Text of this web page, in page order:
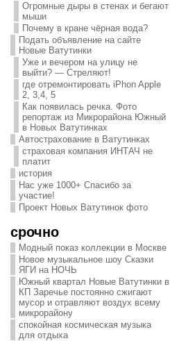
Огромные дыры в стенах и бегают
мыши
Почему в кране чёрная вода?
Подать объявление на сайте
Новые Ватутинки
Уже и вечером на улицу не
выйти? — Стреляют!
где отремонтировать iPhon Apple
2, 3,4, 5
Как появилась речка. Фото
репортаж из Микрорайона Южный
в Новых Ватутинках
Автострахование в Ватутинках
страховая компания ИНТАЧ не
платит
история
Нас уже 1000+ Спасибо за
участие!
Проект Новых Ватутинок фото
срочно
Модный показ коллекции в Москве
Новое музыкальное шоу Сказки
ЯГИ на НОЧЬ
Южный квартал Новые Ватутинки в
КП Заречье постоянно сжигают
мусор и отравляют воздух всему
микрорайону
спокойная космическая музыка
для отдыха